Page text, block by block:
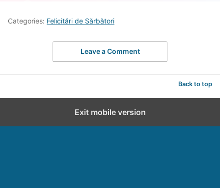
Categories: Felicitări de Sărbători
Leave a Comment
Back to top
Exit mobile version